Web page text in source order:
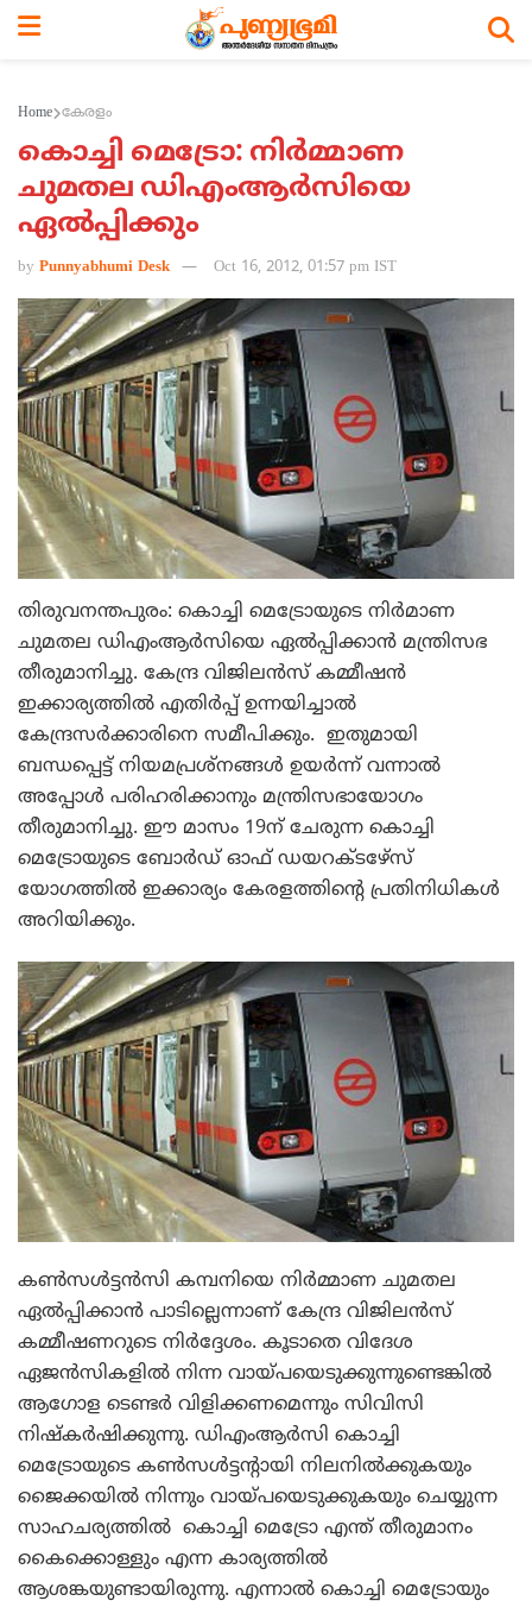
Home കേരളം
കൊച്ചി മെട്രോ: നിര്‍മ്മാണ
ചുമതല ഡിഎംആര്‍സിയെ
ഏല്‍പ്പിക്കും
by Punnyabhumi Desk Oct 16, 2012, 01:57 pm IST
തിരുവനന്തപുരം: കൊച്ചി മെട്രോയുടെ നിര്‍മാണ
ചുമതല ഡിഎംആര്‍സിയെ ഏല്‍പ്പിക്കാന്‍ മന്ത്രിസഭ
തീരുമാനിച്ചു. കേന്ദ്ര വിജിലന്‍സ് കമ്മീഷന്‍
ഇക്കാര്യത്തില്‍ എതിര്‍പ്പ് ഉന്നയിച്ചാല്‍
കേന്ദ്രസര്‍ക്കാരിനെ സമീപിക്കും. ഇതുമായി
ബന്ധപ്പെട്ട് നിയമപ്രശ്‌നങ്ങള്‍ ഉയര്‍ന്ന് വന്നാല്‍
അപ്പോള്‍ പരിഹരിക്കാനും മന്ത്രിസഭായോഗം
തീരുമാനിച്ചു. ഈ മാസം 19ന് ചേരുന്ന കൊച്ചി
മെട്രോയുടെ ബോര്‍ഡ് ഓഫ് ഡയറക്ടഴേ്‌സ്
യോഗത്തില്‍ ഇക്കാര്യം കേരളത്തിന്റെ പ്രതിനിധികള്‍
അറിയിക്കും.
കണ്‍സള്‍ട്ടന്‍സി കമ്പനിയെ നിര്‍മ്മാണ ചുമതല
ഏല്‍പ്പിക്കാന്‍ പാടില്ലെന്നാണ് കേന്ദ്ര വിജിലന്‍സ്
കമ്മീഷണറുടെ നിര്‍ദ്ദേശം. കൂടാതെ വിദേശ
ഏജന്‍സികളില്‍ നിന്ന വായ്പയെടുക്കുന്നുണ്ടെങ്കില്‍
ആഗോള ടെണ്ടര്‍ വിളിക്കണമെന്നും സിവിസി
നിഷ്‌കര്‍ഷിക്കുന്നു. ഡിഎംആര്‍സി കൊച്ചി
മെട്രോയുടെ കണ്‍സള്‍ട്ടന്റായി നിലനില്‍ക്കുകയും
ജൈക്കയില്‍ നിന്നും വായ്പയെടുക്കുകയും ചെയ്യുന്ന
സാഹചര്യത്തില്‍ കൊച്ചി മെട്രോ എന്ത് തീരുമാനം
കൈക്കൊള്ളും എന്ന കാര്യത്തില്‍
ആശങ്കയുണ്ടായിരുന്നു. എന്നാല്‍ കൊച്ചി മെട്രോയും